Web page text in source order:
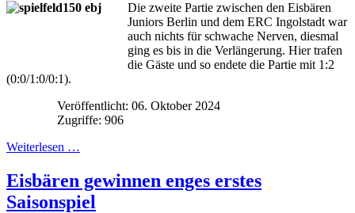
Die zweite Partie zwischen den Eisbären
Juniors Berlin und dem ERC Ingolstadt war
auch nichts für schwache Nerven, diesmal
ging es bis in die Verlängerung. Hier trafen
die Gäste und so endete die Partie mit 1:2
(0:0/1:0/0:1).
Veröffentlicht: 06. Oktober 2024
Zugriffe: 906
Weiterlesen …
Eisbären gewinnen enges erstes
Saisonspiel